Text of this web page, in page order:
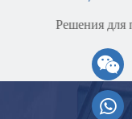
Решения для промышленных двигателей Двигатель ...